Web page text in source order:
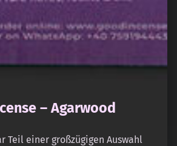
– Agarwood
Teil einer großzügigen Auswahl